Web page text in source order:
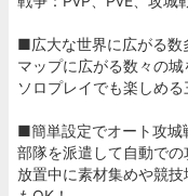
■広大な世界に広がる数
マップに広がる数々の
ソロプレイでも楽しめ
■簡単設定でオート攻城
部隊を派遣して自動での
放置中に素材集めや競